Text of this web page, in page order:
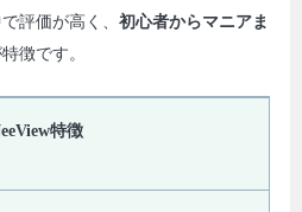
評価が高く、 初心者からマニアま
徴です。
特徴